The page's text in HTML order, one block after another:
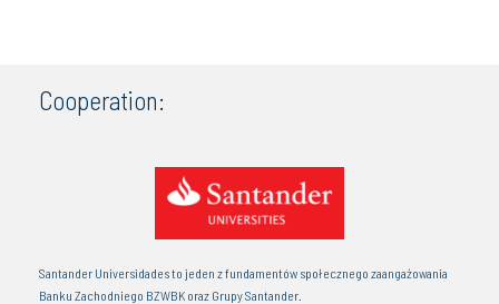
Cooperation:
Santander Universidades to jeden z fundamentów społecznego zaangażowania
Banku Zachodniego BZWBK oraz Grupy Santander.